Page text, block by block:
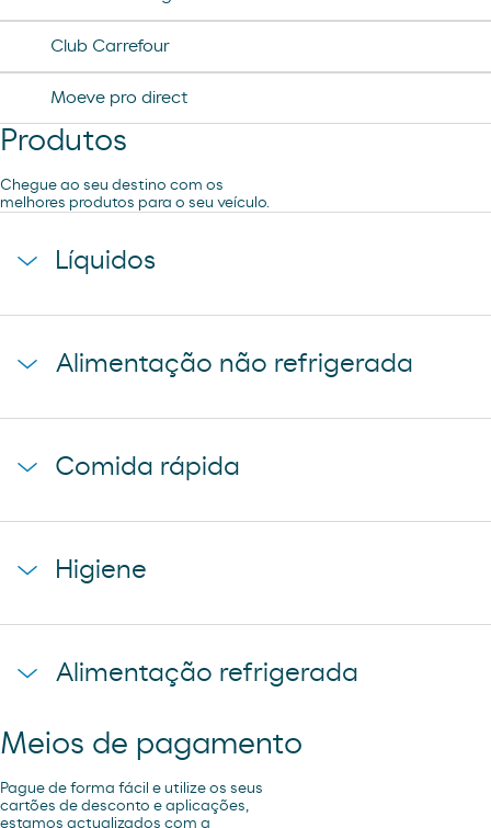
Club Carrefour
Moeve pro direct
Produtos
Chegue ao seu destino com os
melhores produtos para o seu veículo.
Líquidos
coca-cola
cerveza mahou clasica
Alimentação não refrigerada
donuts
galletas filipinos
cheetos pandilla
Comida rápida
caffe latte kaiku
sadwich mediterraneo
Higiene
compresas evax
tampax compak
Alimentação refrigerada
coca cao shake
minifuet sticks
Meios de pagamento
Pague de forma fácil e utilize os seus
cartões de desconto e aplicações,
estamos actualizados com a